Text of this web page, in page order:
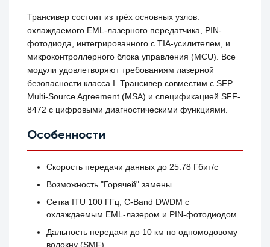
Трансивер состоит из трёх основных узлов:
охлаждаемого EML-лазерного передатчика, PIN-
фотодиода, интегрированного с TIA-усилителем, и
микроконтроллерного блока управления (MCU). Все
модули удовлетворяют требованиям лазерной
безопасности класса I. Трансивер совместим с SFP
Multi-Source Agreement (MSA) и спецификацией SFF-
8472 с цифровыми диагностическими функциями.
Особенности
Скорость передачи данных до 25.78 Гбит/с
Возможность "Горячей" замены
Сетка ITU 100 ГГц, C-Band DWDM с
охлаждаемым EML-лазером и PIN-фотодиодом
Дальность передачи до 10 км по одномодовому
волокну (SMF)